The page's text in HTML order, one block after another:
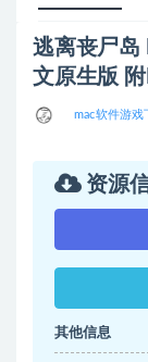
逃离丧尸岛
文原生版
mac软件游戏
资源
其他信息